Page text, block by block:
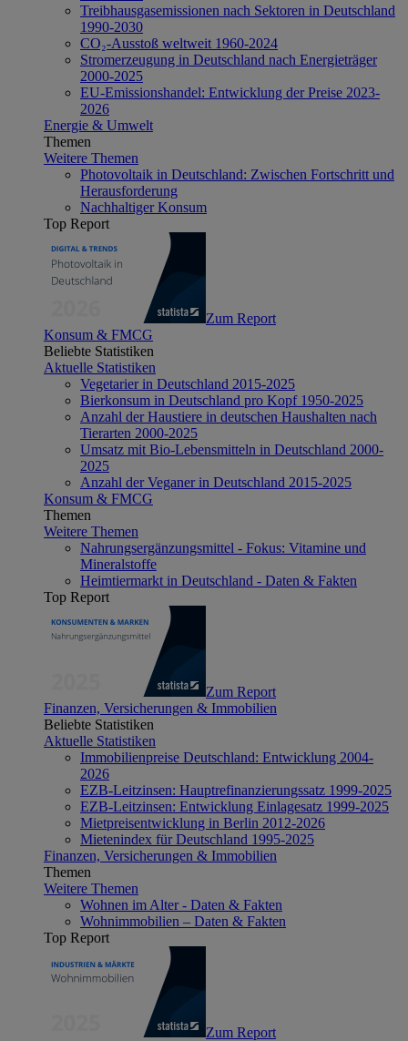
Treibhausgasemissionen nach Sektoren in Deutschland
1990-2030
CO₂-Ausstoß weltweit 1960-2024
Stromerzeugung in Deutschland nach Energieträger
2000-2025
EU-Emissionshandel: Entwicklung der Preise 2023-
2026
Energie & Umwelt
Themen
Weitere Themen
Photovoltaik in Deutschland: Zwischen Fortschritt und
Herausforderung
Nachhaltiger Konsum
Top Report
Zum Report
Konsum & FMCG
Beliebte Statistiken
Aktuelle Statistiken
Vegetarier in Deutschland 2015-2025
Bierkonsum in Deutschland pro Kopf 1950-2025
Anzahl der Haustiere in deutschen Haushalten nach
Tierarten 2000-2025
Umsatz mit Bio-Lebensmitteln in Deutschland 2000-
2025
Anzahl der Veganer in Deutschland 2015-2025
Konsum & FMCG
Themen
Weitere Themen
Nahrungsergänzungsmittel - Fokus: Vitamine und
Mineralstoffe
Heimtiermarkt in Deutschland - Daten & Fakten
Top Report
Zum Report
Finanzen, Versicherungen & Immobilien
Beliebte Statistiken
Aktuelle Statistiken
Immobilienpreise Deutschland: Entwicklung 2004-
2026
EZB-Leitzinsen: Hauptrefinanzierungssatz 1999-2025
EZB-Leitzinsen: Entwicklung Einlagesatz 1999-2025
Mietpreisentwicklung in Berlin 2012-2026
Mietenindex für Deutschland 1995-2025
Finanzen, Versicherungen & Immobilien
Themen
Weitere Themen
Wohnen im Alter - Daten & Fakten
Wohnimmobilien – Daten & Fakten
Top Report
Zum Report